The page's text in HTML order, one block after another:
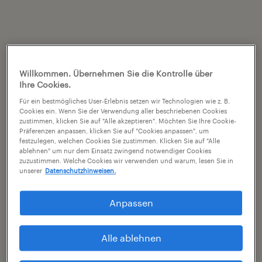
Willkommen. Übernehmen Sie die Kontrolle über
Ihre Cookies.
Für ein bestmögliches User-Erlebnis setzen wir Technologien wie z. B.
Cookies ein. Wenn Sie der Verwendung aller beschriebenen Cookies
zustimmen, klicken Sie auf "Alle akzeptieren". Möchten Sie Ihre Cookie-
Präferenzen anpassen, klicken Sie auf "Cookies anpassen", um
festzulegen, welchen Cookies Sie zustimmen. Klicken Sie auf "Alle
ablehnen" um nur dem Einsatz zwingend notwendiger Cookies
zuzustimmen. Welche Cookies wir verwenden und warum, lesen Sie in
unserer Datenschutzhinweisen.
Anpassen
Alle ablehnen